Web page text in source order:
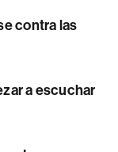
contra las
a escuchar